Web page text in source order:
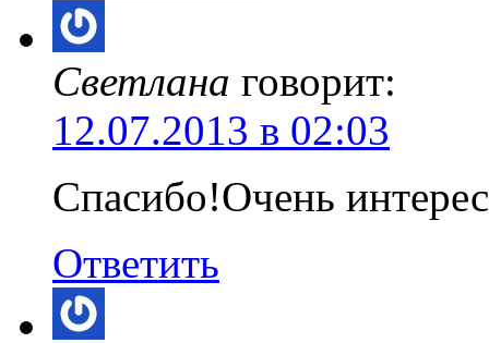
Светлана говорит:
12.07.2013 в 02:03
Спасибо!Очень
Ответить